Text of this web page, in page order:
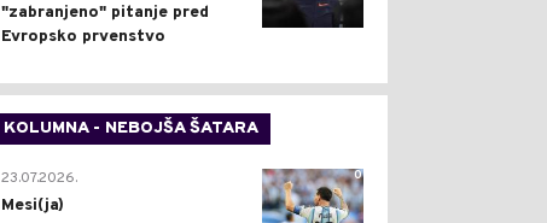
"zabranjeno" pitanje pred
Evropsko prvenstvo
KOLUMNA - NEBOJŠA ŠATARA
0
23.07.2026.
Mesi(ja)